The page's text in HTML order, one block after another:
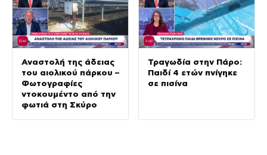
Αναστολή της άδειας
του αιολικού πάρκου –
Φωτογραφίες
ντοκουμέντο από την
φωτιά στη Σκύρο
Τραγωδία στην Πάρο:
Παιδί 4 ετών πνίγηκε
σε πισίνα